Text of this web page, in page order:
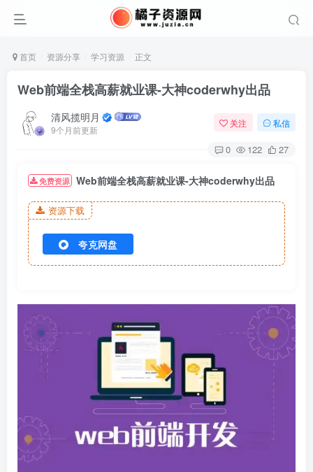
首页 资源分享 学习资源 正文
Web前端全栈高薪就业课-大神coderwhy出品
清风揽明月
9个月前更新
关注 私信
0 122 27
免费资源 Web前端全栈高薪就业课-大神coderwhy出品
资源下载
夸克网盘